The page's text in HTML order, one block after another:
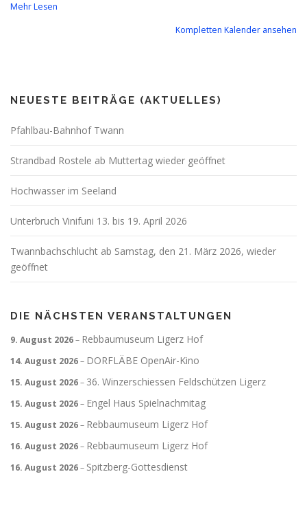
Mehr Lesen
Kompletten Kalender ansehen
NEUESTE BEITRÄGE (AKTUELLES)
Pfahlbau-Bahnhof Twann
Strandbad Rostele ab Muttertag wieder geöffnet
Hochwasser im Seeland
Unterbruch Vinifuni 13. bis 19. April 2026
Twannbachschlucht ab Samstag, den 21. März 2026, wieder
geöffnet
DIE NÄCHSTEN VERANSTALTUNGEN
9. August 2026– Rebbaumuseum Ligerz Hof
14. August 2026– DORFLÄBE OpenAir-Kino
15. August 2026– 36. Winzerschiessen Feldschützen Ligerz
15. August 2026– Engel Haus Spielnachmitag
15. August 2026– Rebbaumuseum Ligerz Hof
16. August 2026– Rebbaumuseum Ligerz Hof
16. August 2026– Spitzberg-Gottesdienst